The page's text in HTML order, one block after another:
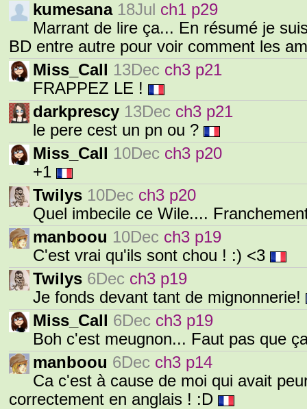
kumesana 18Jul ch1 p29
Marrant de lire ça... En résumé je
BD entre autre pour voir comment les
Miss_Call 13Dec ch3 p21
FRAPPEZ LE !
darkprescy 13Dec ch3 p21
le pere cest un pn ou ?
Miss_Call 10Dec ch3 p20
+1
Twilys 10Dec ch3 p20
Quel imbecile ce Wile....
manboou 10Dec ch3 p19
C'est vrai qu'ils sont chou ! :) <3
Twilys 6Dec ch3 p19
Je fonds devant tant de mignonnerie!
Miss_Call 6Dec ch3 p19
Boh c'est meugnon... Faut pas que
manboou 6Dec ch3 p14
Ca c'est à cause de moi qui avait
correctement en anglais ! :D